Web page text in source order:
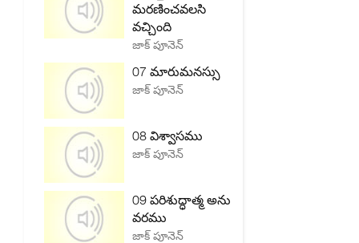
మరణించవలసి
వచ్చింది
జాక్ పూనెన్
07 మారుమనస్సు
జాక్ పూనెన్
08 విశ్వాసము
జాక్ పూనెన్
09 పరిశుద్ధాత్మ అను
వరము
జాక్ పూనెన్